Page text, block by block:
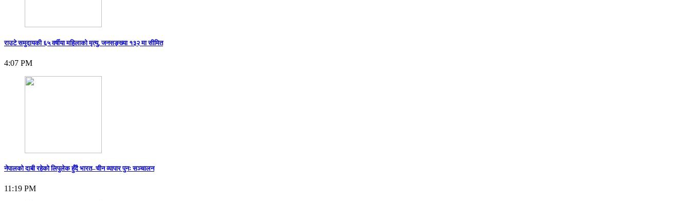
राउटे समुदायकी ६५ वर्षीया महिलाको मृत्यु, जनसङ्ख्या १३२ मा सीमित
4:07 PM
नेपालको दाबी रहेको लिपुलेक हुँदै भारत–चीन व्यापार पुनः सञ्चालन
11:19 PM